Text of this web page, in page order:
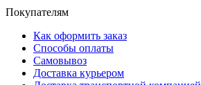
Покупателям
Как оформить заказ
Способы оплаты
Самовывоз
Доставка курьером